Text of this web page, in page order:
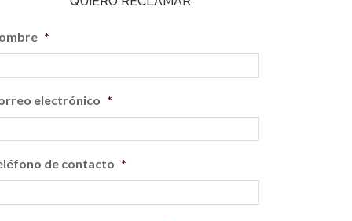
*
electrónico *
de contacto *